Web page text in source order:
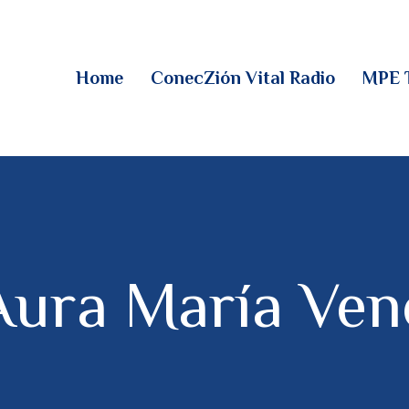
Home ConecZión Vital Radio MPE
María
CONECZIÓN VITAL
MPE TV
PARTICIPA